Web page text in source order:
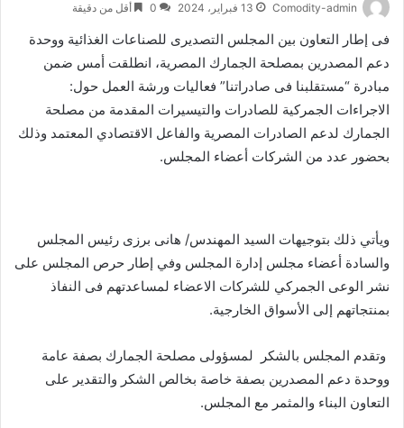
Comodity-admin 13 فبراير، 2024 0 أقل من دقيقة
فى إطار التعاون بين المجلس التصديرى للصناعات الغذائية ووحدة
دعم المصدرين بمصلحة الجمارك المصرية، انطلقت أمس ضمن
مبادرة “مستقلبنا فى صادراتنا” فعاليات ورشة العمل حول:
الاجراءات الجمركية للصادرات والتيسيرات المقدمة من مصلحة
الجمارك لدعم الصادرات المصرية والفاعل الاقتصادي المعتمد وذلك
بحضور عدد من الشركات أعضاء المجلس.
ويأتي ذلك بتوجيهات السيد المهندس/ هانى برزى رئيس المجلس
والسادة أعضاء مجلس إدارة المجلس وفي إطار حرص المجلس على
نشر الوعى الجمركي للشركات الاعضاء لمساعدتهم فى النفاذ
بمنتجاتهم إلى الأسواق الخارجية.
وتقدم المجلس بالشكر لمسؤولى مصلحة الجمارك بصفة عامة
ووحدة دعم المصدرين بصفة خاصة بخالص الشكر والتقدير على
التعاون البناء والمثمر مع المجلس.